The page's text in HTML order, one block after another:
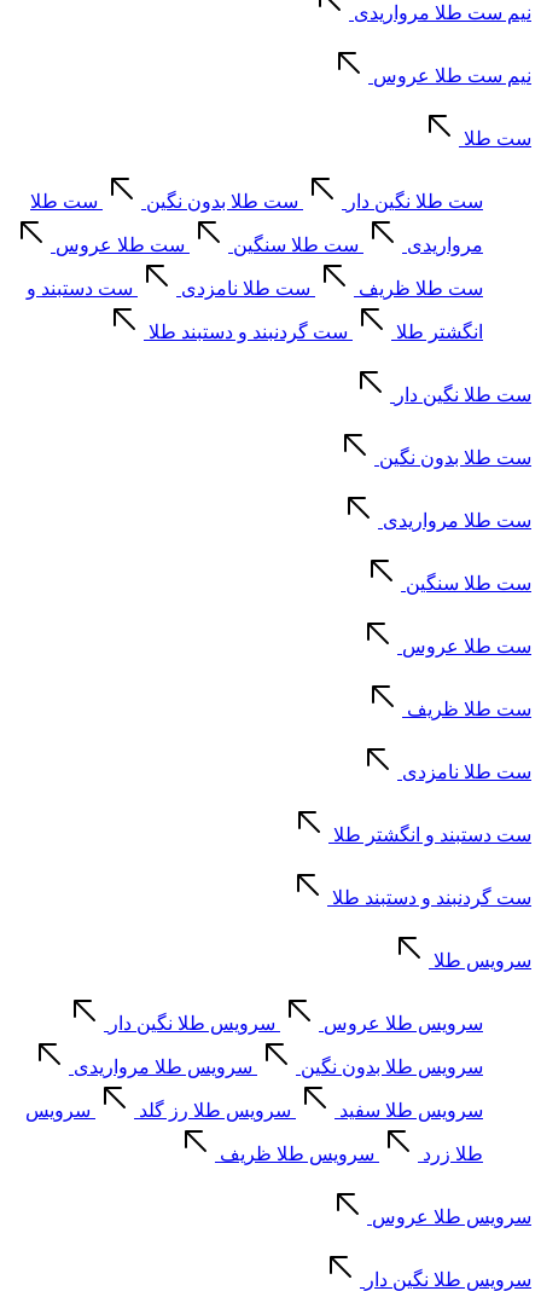
نیم ست طلا مرواریدی
نیم ست طلا عروس
ست طلا
ست طلا نگین دار ست طلا بدون نگین ست طلا
مرواریدی ست طلا سنگین ست طلا عروس
ست طلا ظریف ست طلا نامزدی ست دستبند و
انگشتر طلا ست گردنبند و دستبند طلا
ست طلا نگین دار
ست طلا بدون نگین
ست طلا مرواریدی
ست طلا سنگین
ست طلا عروس
ست طلا ظریف
ست طلا نامزدی
ست دستبند و انگشتر طلا
ست گردنبند و دستبند طلا
سرویس طلا
سرویس طلا عروس سرویس طلا نگین دار
سرویس طلا بدون نگین سرویس طلا مرواریدی
سرویس طلا سفید سرویس طلا رز گلد سرویس
طلا زرد سرویس طلا ظریف
سرویس طلا عروس
سرویس طلا نگین دار